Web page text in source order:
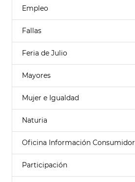
Empleo
Fallas
Feria de Julio
Mayores
Mujer e Igualdad
Naturia
Oficina Información Consumidor
Participación